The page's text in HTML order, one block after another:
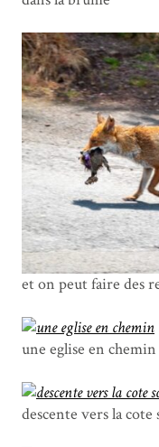
et on peut faire des
une eglise en chemin
descente vers la cote